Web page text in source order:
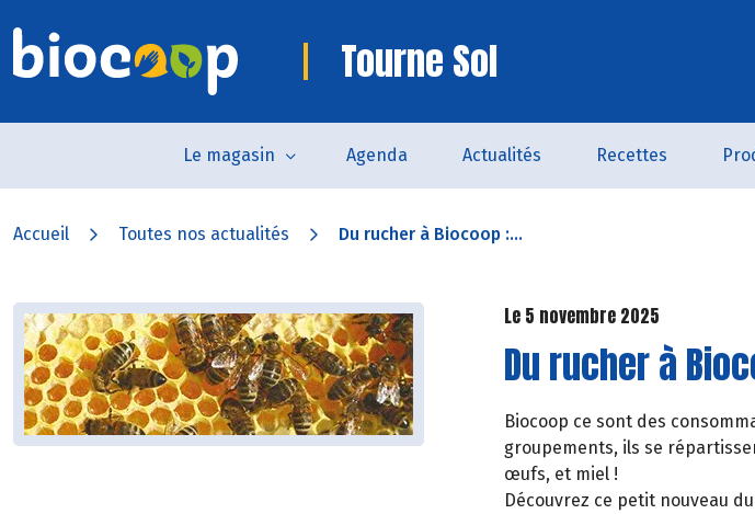
Tourne Sol
Le magasin Agenda Actualités Recettes
Accueil Toutes nos actualités Du rucher à Biocoop :...
Le 5 novembre 2025
Du rucher à
Biocoop ce sont des
groupements, ils se
œufs, et miel !
Découvrez ce petit nouveau